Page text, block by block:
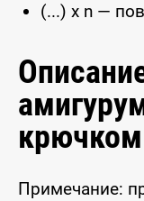
(...) x n —
крючком
Примечание: